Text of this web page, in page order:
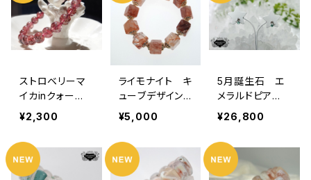
ストロベリーマ
イカinクォー
ツ ブレスレッ
ト
¥2,300
ライモナイト キ
ューブデザインブ
レスレット
¥5,000
5月誕生石 エ
メラルドピア
ス K10WG
¥26,800